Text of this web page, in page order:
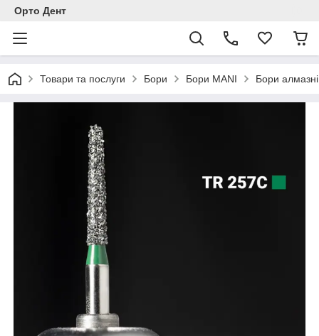
Орто Дент
Товари та послуги Бори Бори MANI Бори алмазні